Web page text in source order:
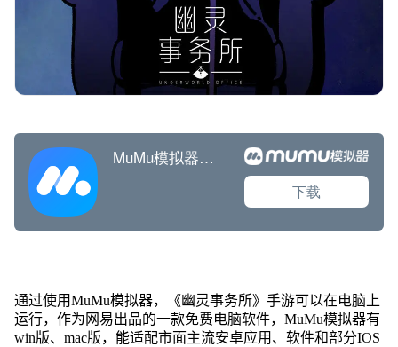
通过使用MuMu模拟器，《幽灵事务所》手游可以在电脑上
运行，作为网易出品的一款免费电脑软件，MuMu模拟器有
win版、mac版，能适配市面主流安卓应用、软件和部分IOS